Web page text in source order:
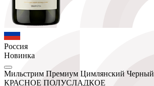
Россия
Новинка
Мильстрим Премиум Цимлянский Черный
КРАСНОЕ ПОЛУСЛАДКОЕ